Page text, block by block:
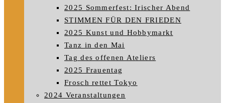
2025 Sommerfest: Irischer Abend
STIMMEN FÜR DEN FRIEDEN
2025 Kunst und Hobbymarkt
Tanz in den Mai
Tag des offenen Ateliers
2025 Frauentag
Frosch rettet Tokyo
2024 Veranstaltungen